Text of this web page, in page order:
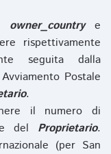
owner_countrye
rispettivamente
seguita dalla
Postale
.
il numero di
del Proprietario.
(per San